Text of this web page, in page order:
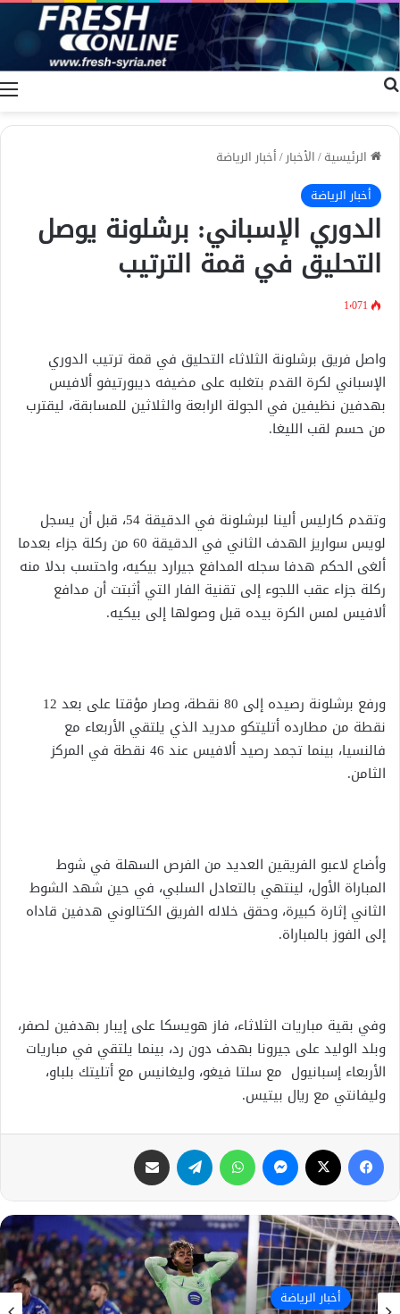
الرئيسية/الأخبار/أخبار الرياضة
أخبار الرياضة
الدوري الإسباني: برشلونة يوصل
التحليق في قمة الترتيب
1٬071
واصل فريق برشلونة الثلاثاء التحليق في قمة ترتيب الدوري
الإسباني لكرة القدم بتغلبه على مضيفه ديبورتيفو ألافيس
بهدفين نظيفين في الجولة الرابعة والثلاثين للمسابقة، ليقترب
من حسم لقب الليغا.
وتقدم كارليس ألينا لبرشلونة في الدقيقة 54، قبل أن يسجل
لويس سواريز الهدف الثاني في الدقيقة 60 من ركلة جزاء بعدما
ألغى الحكم هدفا سجله المدافع جيرارد بيكيه، واحتسب بدلا منه
ركلة جزاء عقب اللجوء إلى تقنية الفار التي أثبتت أن مدافع
ألافيس لمس الكرة بيده قبل وصولها إلى بيكيه.
ورفع برشلونة رصيده إلى 80 نقطة، وصار مؤقتا على بعد 12
نقطة من مطارده أتليتكو مدريد الذي يلتقي الأربعاء مع
فالنسيا، بينما تجمد رصيد ألافيس عند 46 نقطة في المركز
الثامن.
وأضاع لاعبو الفريقين العديد من الفرص السهلة في شوط
المباراة الأول، لينتهي بالتعادل السلبي، في حين شهد الشوط
الثاني إثارة كبيرة، وحقق خلاله الفريق الكتالوني هدفين قاداه
إلى الفوز بالمباراة.
وفي بقية مباريات الثلاثاء، فاز هويسكا على إيبار بهدفين لصفر،
وبلد الوليد على جيرونا بهدف دون رد، بينما يلتقي في مباريات
الأربعاء إسبانيول مع سلتا فيغو، وليغانيس مع أتليتك بلباو،
وليفانتي مع ريال بيتيس.
فيسبوك ماسنجر واتساب تيلقرام
أخبار الرياضة